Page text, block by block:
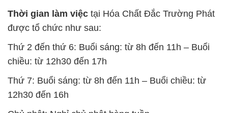
Thời gian làm việc tại Hóa Chất Đắc Trường Phát
được tổ chức như sau:
Thứ 2 đến thứ 6: Buổi sáng: từ 8h đến 11h – Buổi
chiều: từ 12h30 đến 17h
Thứ 7: Buổi sáng: từ 8h đến 11h – Buổi chiều: từ
12h30 đến 16h